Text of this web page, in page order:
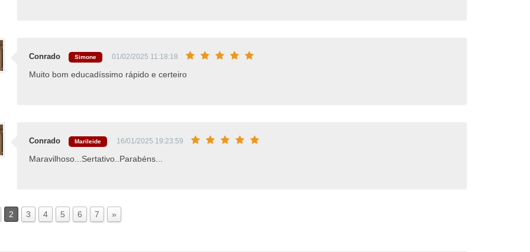
Conrado Simone 01/02/2025 11:18:18
Muito bom educadíssimo rápido e certeiro
Conrado Marileide 16/01/2025 19:23:59
Maravilhoso...Sertativo..Parabéns...
2 3 4 5 6 7 »